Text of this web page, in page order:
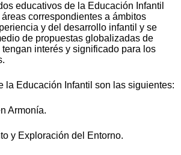
educativos de la Educación Infantil
correspondientes a ámbitos
y del desarrollo infantil y se
de propuestas globalizadas de
interés y significado para los
Educación Infantil son las siguientes:
Armonía.
y Exploración del Entorno.